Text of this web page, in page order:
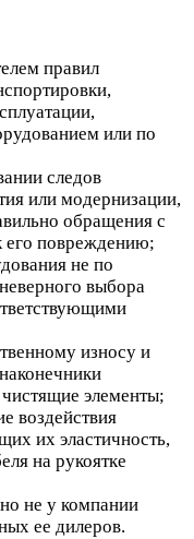
правил
или по
следов
или модернизации,
обращения с
его повреждению;
не по
выбора
износу и
элементы;
воздействия
их эластичность,
на рукоятке
не у компании
ее дилеров.